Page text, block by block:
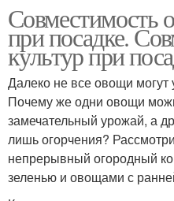
Совместимость
при посадке.
культур при
Далеко не все овощи могут
Почему же одни овощи
замечательный урожай, а
лишь огорчения?
непрерывный огородный
зеленью и овощами с